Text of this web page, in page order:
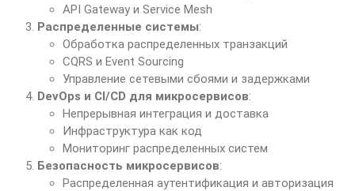
API Gateway и Service Mesh
Распределенные системы:
Обработка распределенных транзакций
CQRS и Event Sourcing
Управление сетевыми сбоями и задержками
DevOps и CI/CD для микросервисов:
Непрерывная интеграция и доставка
Инфраструктура как код
Мониторинг распределенных систем
Безопасность микросервисов:
Распределенная аутентификация и авторизация